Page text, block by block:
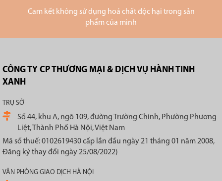
Cam kết không sử dụng hoá chất độc hại trong sản
phẩm của mình
CÔNG TY CP THƯƠNG MẠI & DỊCH VỤ HÀNH TINH
XANH
TRỤ SỞ
Số 44, khu A, ngõ 109, đường Trường Chinh, Phường Phương
Liệt, Thành Phố Hà Nội, Việt Nam
Mã số thuế: 0102619430 cấp lần đầu ngày 21 tháng 01 năm 2008,
Đăng ký thay đổi ngày 25/08/2022)
VĂN PHÒNG GIAO DỊCH HÀ NỘI